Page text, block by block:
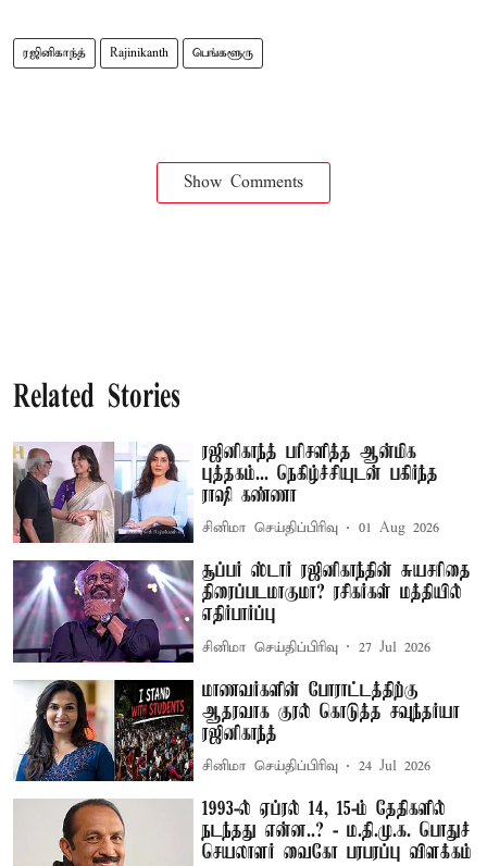
ரஜினிகாந்த் Rajinikanth பெங்களூரு
Show Comments
Related Stories
ரஜினிகாந்த் பரிசளித்த ஆன்மிக
புத்தகம்... நெகிழ்ச்சியுடன் பகிர்ந்த
ராஷி கண்ணா
சினிமா செய்திப்பிரிவு 01 Aug 2026
சூப்பர் ஸ்டார் ரஜினிகாந்தின் சுயசரிதை
திரைப்படமாகுமா? ரசிகர்கள் மத்தியில்
எதிர்பார்ப்பு
சினிமா செய்திப்பிரிவு 27 Jul 2026
மாணவர்களின் போராட்டத்திற்கு
ஆதரவாக குரல் கொடுத்த சவுந்தர்யா
ரஜினிகாந்த்
சினிமா செய்திப்பிரிவு 24 Jul 2026
1993-ல் ஏப்ரல் 14, 15-ம் தேதிகளில்
நடந்தது என்ன..? - ம.தி.மு.க. பொதுச்
செயலாளர் வைகோ பரபரப்பு விளக்கம்